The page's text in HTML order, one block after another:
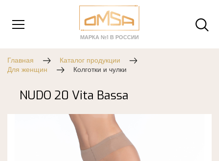
МАРКА №1 В РОССИИ
Главная
Каталог продукции
Для женщин
Колготки и чулки
NUDO 20 Vita Bassa